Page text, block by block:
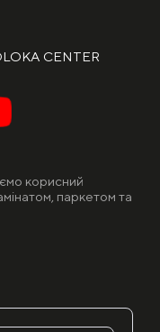
CENTER
корисний
паркетом та